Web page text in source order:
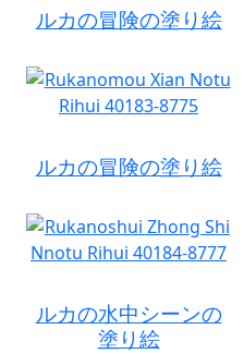
ルカの冒険の塗り絵
ルカの冒険の塗り絵
ルカの水中シーンの
塗り絵